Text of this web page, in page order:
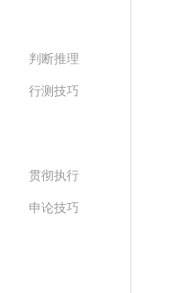
判断推理
行测技巧
贯彻执行
申论技巧